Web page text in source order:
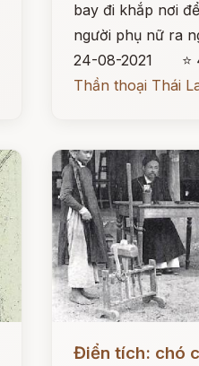
bay đi khắp nơi
người phụ nữ ra
24-08-2021
⭐
Thần thoại Thái
Đọc ngay
Điển tích: chó